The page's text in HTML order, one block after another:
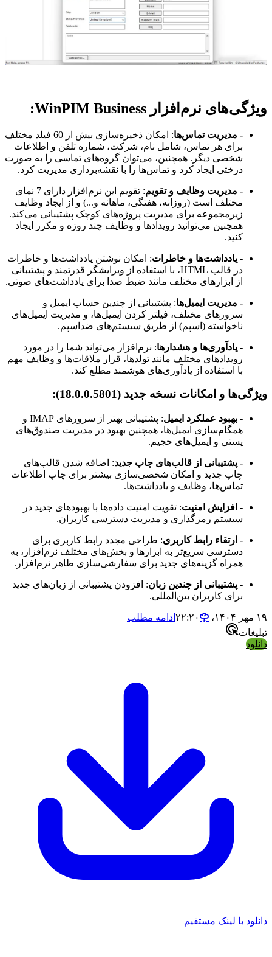
ویژگی‌های نرم‌افزار WinPIM Business:
- مدیریت تماس‌ها
: امکان ذخیره‌سازی بیش از 60 فیلد مختلف
برای هر تماس، شامل نام، شرکت، شماره تلفن و اطلاعات
شخصی دیگر. همچنین، می‌توان گروه‌های تماسی را به صورت
درختی ایجاد کرد و تماس‌ها را با نقشه‌برداری مدیریت کرد.
- مدیریت وظایف و تقویم
: تقویم این نرم‌افزار دارای 7 نمای
مختلف است (روزانه، هفتگی، ماهانه و...) و از ایجاد وظایف
زیرمجموعه برای مدیریت پروژه‌های کوچک پشتیبانی می‌کند.
همچنین می‌توانید رویدادها و وظایف چند روزه و مکرر ایجاد
کنید.
- یادداشت‌ها و خاطرات: امکان نوشتن یادداشت‌ها و خاطرات
در قالب HTML، با استفاده از ویرایشگر قدرتمند و پشتیبانی
از ابزارهای مختلف مانند ضبط صدا برای یادداشت‌های صوتی.
- مدیریت ایمیل‌ها: پشتیبانی از چندین حساب ایمیل و
سرورهای مختلف، فیلتر کردن ایمیل‌ها، و مدیریت ایمیل‌های
ناخواسته (اسپم) از طریق سیستم‌های ضداسپم.
- یادآوری‌ها و هشدارها: نرم‌افزار می‌تواند شما را در مورد
رویدادهای مختلف مانند تولدها، قرار ملاقات‌ها و وظایف مهم
با استفاده از یادآوری‌های هوشمند مطلع کند.
ویژگی‌ها و امکانات نسخه جدید (18.0.0.5801):
- بهبود عملکرد ایمیل
: پشتیبانی بهتر از سرورهای IMAP و
همگام‌سازی ایمیل‌ها، همچنین بهبود در مدیریت صندوق‌های
پستی و ایمیل‌های حجیم.
- پشتیبانی از قالب‌های چاپ جدید: اضافه شدن قالب‌های
چاپ جدید و امکان شخصی‌سازی بیشتر برای چاپ اطلاعات
تماس‌ها، وظایف و یادداشت‌ها.
- افزایش امنیت: تقویت امنیت داده‌ها با بهبودهای جدید در
سیستم رمزگذاری و مدیریت دسترسی کاربران.
- ارتقاء رابط کاربری: طراحی مجدد رابط کاربری برای
دسترسی سریع‌تر به ابزارها و بخش‌های مختلف نرم‌افزار، به
همراه گزینه‌های جدید برای سفارشی‌سازی ظاهر نرم‌افزار.
- پشتیبانی از چندین زبان: افزودن پشتیبانی از زبان‌های جدید
برای کاربران بین‌المللی.
۱۹ مهر ۱۴۰۴،‏ ۲۲:۲۰
ادامه مطلب
تبلیغات
دانلود
دانلود با لینک مستقیم